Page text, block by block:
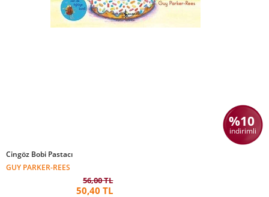
%10
indirimli
Cingöz Bobi Pastacı
GUY PARKER-REES
56,00 TL
50,40 TL